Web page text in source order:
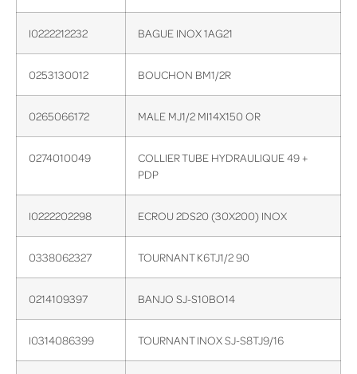
I0222212232 BAGUE INOX 1AG21
0253130012 BOUCHON BM1/2R
0265066172 MALE MJ1/2 MI14X150 OR
0274010049
COLLIER TUBE HYDRAULIQUE 49 +
PDP
I0222202298 ECROU 2DS20 (30X200) INOX
0338062327 TOURNANT K6TJ1/2 90
0214109397 BANJO SJ-S10BO14
I0314086399 TOURNANT INOX SJ-S8TJ9/16